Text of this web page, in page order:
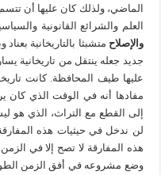
الماضي، ولذلك كان عليها أن تتسم
العلم والشرائع القانونية
والإصلاح متشبثا بالتاريخانية
جديد جعله ينتقل من تاريخانية
عليها طيف المحافظة. كانت
مفادها أنه في الوقت الذي كان
إلى القطع مع التراث، الذي هو
لن ندخل في حيثيات هذه
هذه المفارقة لا تصح إلا في
وضع مشروعه في أفق الزمن